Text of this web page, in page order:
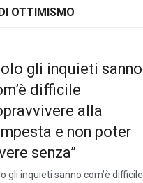
OTTIMISMO
gli inquieti sanno
difficile
alla
e non poter
senza”
gli inquieti sanno com’è difficile